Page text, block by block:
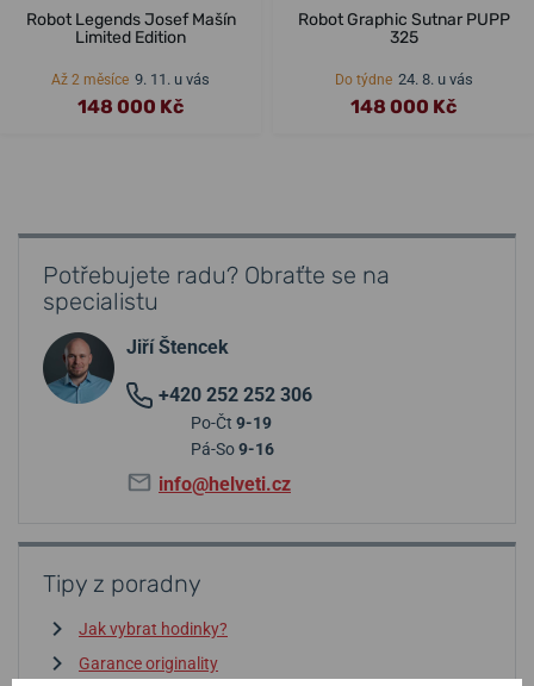
Robot Legends Josef Mašín
Limited Edition
Až 2 měsíce 9. 11. u vás
148 000 Kč
Robot Graphic Sutnar PUPP
325
Do týdne 24. 8. u vás
148 000 Kč
Potřebujete radu? Obraťte se na
specialistu
Jiří Štencek
+420 252 252 306
Po-Čt 9-19
Pá-So9-16
info@helveti.cz
Tipy z poradny
Jak vybrat hodinky?
Garance originality